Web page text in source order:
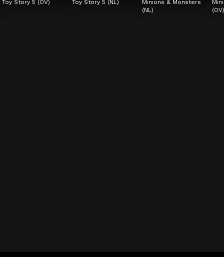
Toy Story 5 (OV) Toy Story 5 (NL)
Minions & Monsters
(NL)
(OV)